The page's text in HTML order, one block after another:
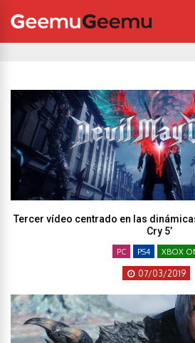
Tercer vídeo centrado en las
Cry 5’
PC PS4 XBOX
07/03/2019